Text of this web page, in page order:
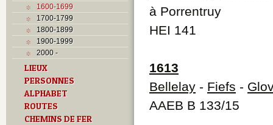
1600-1699
1700-1799
1800-1899
1900-1999
2000 -
LIEUX
PERSONNES
ALPHABET
ROUTES
CHEMINS DE FER
à Porrentruy
HEI 141
1613
Bellelay - Fiefs -
AAEB B 133/15